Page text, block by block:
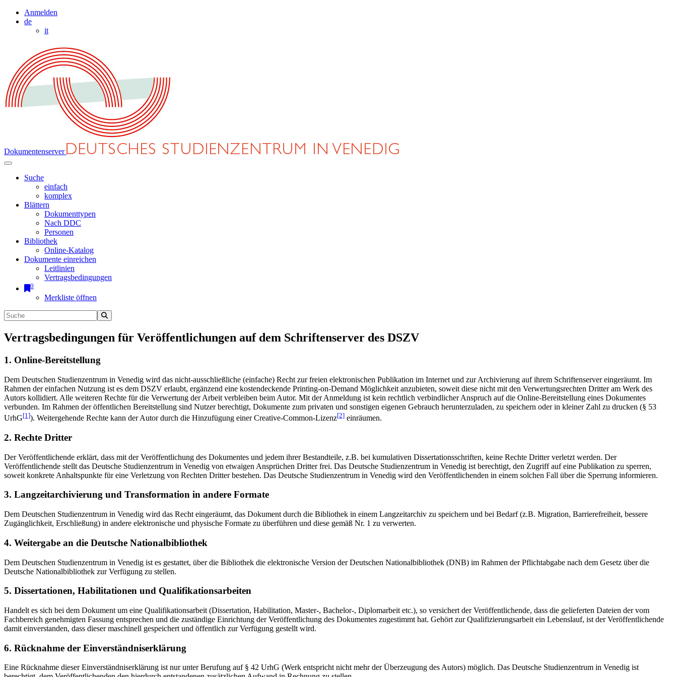
Anmelden
de
it
Dokumentenserver
Suche
einfach
komplex
Blättern
Dokumenttypen
Nach DDC
Personen
Bibliothek
Online-Katalog
Dokumente einreichen
Leitlinien
Vertragsbedingungen
0
Merkliste öffnen
Vertragsbedingungen für Veröffentlichungen auf dem Schriftenserver des DSZV
1. Online-Bereitstellung
Dem Deutschen Studienzentrum in Venedig wird das nicht-ausschließliche (einfache) Recht zur freien elektronischen Publikation im Internet und zur Archivierung auf ihrem Schriftenserver eingeräumt. Im
Rahmen der einfachen Nutzung ist es dem DSZV erlaubt, ergänzend eine kostendeckende Printing-on-Demand Möglichkeit anzubieten, soweit diese nicht mit den Verwertungsrechten Dritter am Werk des
Autors kollidiert. Alle weiteren Rechte für die Verwertung der Arbeit verbleiben beim Autor. Mit der Anmeldung ist kein rechtlich verbindlicher Anspruch auf die Online-Bereitstellung eines Dokumentes
verbunden. Im Rahmen der öffentlichen Bereitstellung sind Nutzer berechtigt, Dokumente zum privaten und sonstigen eigenen Gebrauch herunterzuladen, zu speichern oder in kleiner Zahl zu drucken (§ 53
UrhG[1]). Weitergehende Rechte kann der Autor durch die Hinzufügung einer Creative-Common-Lizenz[2] einräumen.
2. Rechte Dritter
Der Veröffentlichende erklärt, dass mit der Veröffentlichung des Dokumentes und jedem ihrer Bestandteile, z.B. bei kumulativen Dissertationsschriften, keine Rechte Dritter verletzt werden. Der
Veröffentlichende stellt das Deutsche Studienzentrum in Venedig von etwaigen Ansprüchen Dritter frei. Das Deutsche Studienzentrum in Venedig ist berechtigt, den Zugriff auf eine Publikation zu sperren,
soweit konkrete Anhaltspunkte für eine Verletzung von Rechten Dritter bestehen. Das Deutsche Studienzentrum in Venedig wird den Veröffentlichenden in einem solchen Fall über die Sperrung informieren.
3. Langzeitarchivierung und Transformation in andere Formate
Dem Deutschen Studienzentrum in Venedig wird das Recht eingeräumt, das Dokument durch die Bibliothek in einem Langzeitarchiv zu speichern und bei Bedarf (z.B. Migration, Barrierefreiheit, bessere
Zugänglichkeit, Erschließung) in andere elektronische und physische Formate zu überführen und diese gemäß Nr. 1 zu verwerten.
4. Weitergabe an die Deutsche Nationalbibliothek
Dem Deutschen Studienzentrum in Venedig ist es gestattet, über die Bibliothek die elektronische Version der Deutschen Nationalbibliothek (DNB) im Rahmen der Pflichtabgabe nach dem Gesetz über die
Deutsche Nationalbibliothek zur Verfügung zu stellen.
5. Dissertationen, Habilitationen und Qualifikationsarbeiten
Handelt es sich bei dem Dokument um eine Qualifikationsarbeit (Dissertation, Habilitation, Master-, Bachelor-, Diplomarbeit etc.), so versichert der Veröffentlichende, dass die gelieferten Dateien der vom
Fachbereich genehmigten Fassung entsprechen und die zuständige Einrichtung der Veröffentlichung des Dokumentes zugestimmt hat. Gehört zur Qualifizierungsarbeit ein Lebenslauf, ist der Veröffentlichende
damit einverstanden, dass dieser maschinell gespeichert und öffentlich zur Verfügung gestellt wird.
6. Rücknahme der Einverständniserklärung
Eine Rücknahme dieser Einverständniserklärung ist nur unter Berufung auf § 42 UrhG (Werk entspricht nicht mehr der Überzeugung des Autors) möglich. Das Deutsche Studienzentrum in Venedig ist